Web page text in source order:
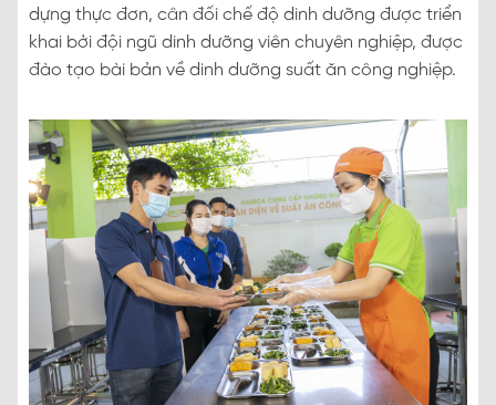
dựng thực đơn, cân đối chế độ dinh dưỡng được triển
khai bởi đội ngũ dinh dưỡng viên chuyên nghiệp, được
đào tạo bài bản về dinh dưỡng suất ăn công nghiệp.